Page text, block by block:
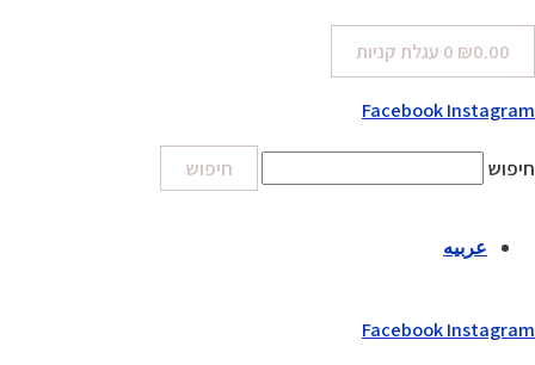
₪0.00
0 עגלת קניות
FacebookInstagram
חיפוש חיפוש
عربيه
FacebookInstagram